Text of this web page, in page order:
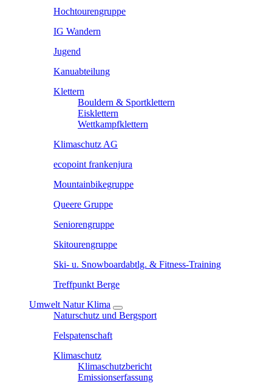
Hochtourengruppe
IG Wandern
Jugend
Kanuabteilung
Klettern
Bouldern & Sportklettern
Eisklettern
Wettkampfklettern
Klimaschutz AG
ecopoint frankenjura
Mountainbikegruppe
Queere Gruppe
Seniorengruppe
Skitourengruppe
Ski- u. Snowboardabtlg. & Fitness-Training
Treffpunkt Berge
Umwelt Natur Klima
Naturschutz und Bergsport
Felspatenschaft
Klimaschutz
Klimaschutzbericht
Emissionserfassung